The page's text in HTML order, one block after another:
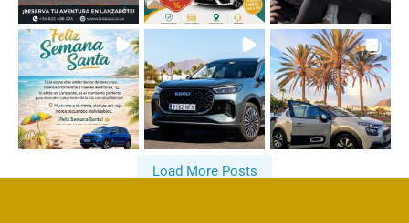
Load More Posts